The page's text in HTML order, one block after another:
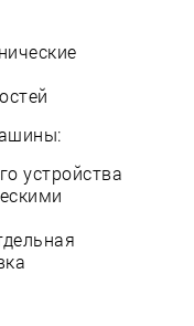
устройства